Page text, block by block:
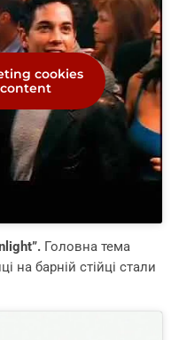
cookies
Головна тема
на барній стійці стали